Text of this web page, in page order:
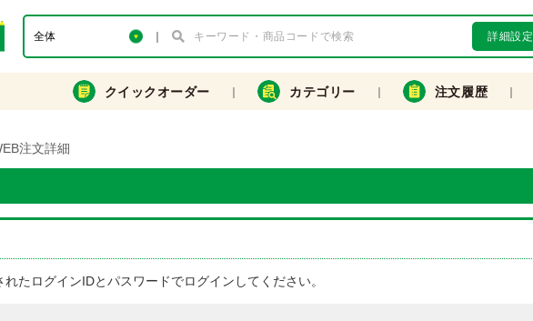
詳細設定
クイックオーダー カテゴリー 注文履歴
注文詳細
たログインIDとパスワードでログインしてください。